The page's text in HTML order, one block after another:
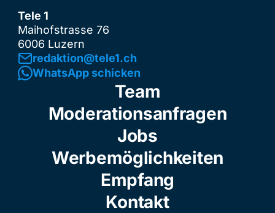
Tele 1
Maihofstrasse 76
6006 Luzern
redaktion@tele1.ch
WhatsApp schicken
Team
Moderationsanfragen
Jobs
Werbemöglichkeiten
Empfang
Kontakt